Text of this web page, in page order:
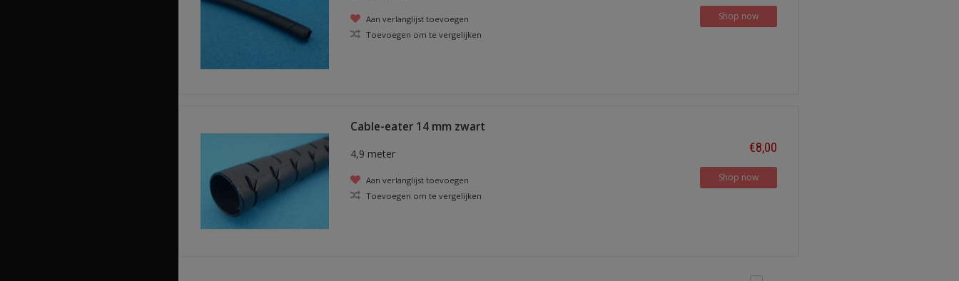
Aan verlanglijst toevoegen
Toevoegen om te vergelijken
Shop now
Cable-eater 14 mm zwart
4,9 meter
Aan verlanglijst toevoegen
Toevoegen om te vergelijken
€8,00
Shop now